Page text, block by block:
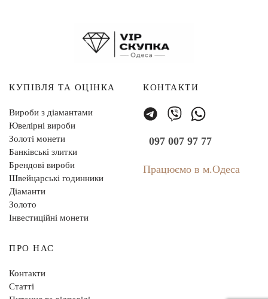
КУПІВЛЯ ТА ОЦІНКА
Вироби з діамантами
Ювелірні вироби
Золоті монети
Банківські злитки
Брендові вироби
Швейцарські годинники
Діаманти
Золото
Інвестиційні монети
КОНТАКТИ
097 007 97 77
Працюємо в м.Одеса
ПРО НАС
Контакти
Статті